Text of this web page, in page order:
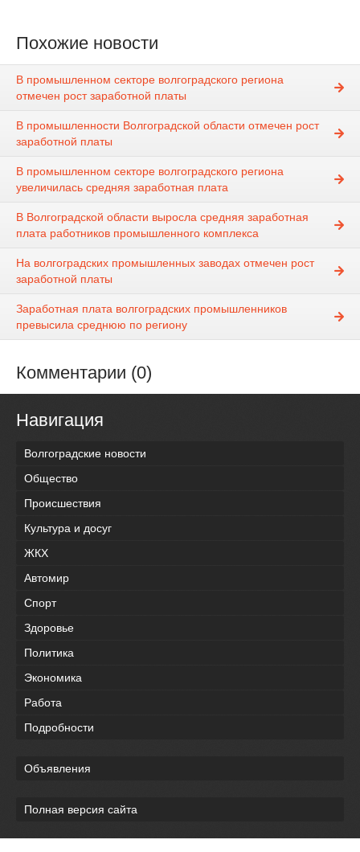
Похожие новости
В промышленном секторе волгоградского региона
отмечен рост заработной платы
В промышленности Волгоградской области отмечен рост
заработной платы
В промышленном секторе волгоградского региона
увеличилась средняя заработная плата
В Волгоградской области выросла средняя заработная
плата работников промышленного комплекса
На волгоградских промышленных заводах отмечен рост
заработной платы
Заработная плата волгоградских промышленников
превысила среднюю по региону
Комментарии (0)
Навигация
Волгоградские новости
Общество
Происшествия
Культура и досуг
ЖКХ
Автомир
Спорт
Здоровье
Политика
Экономика
Работа
Подробности
Объявления
Полная версия сайта